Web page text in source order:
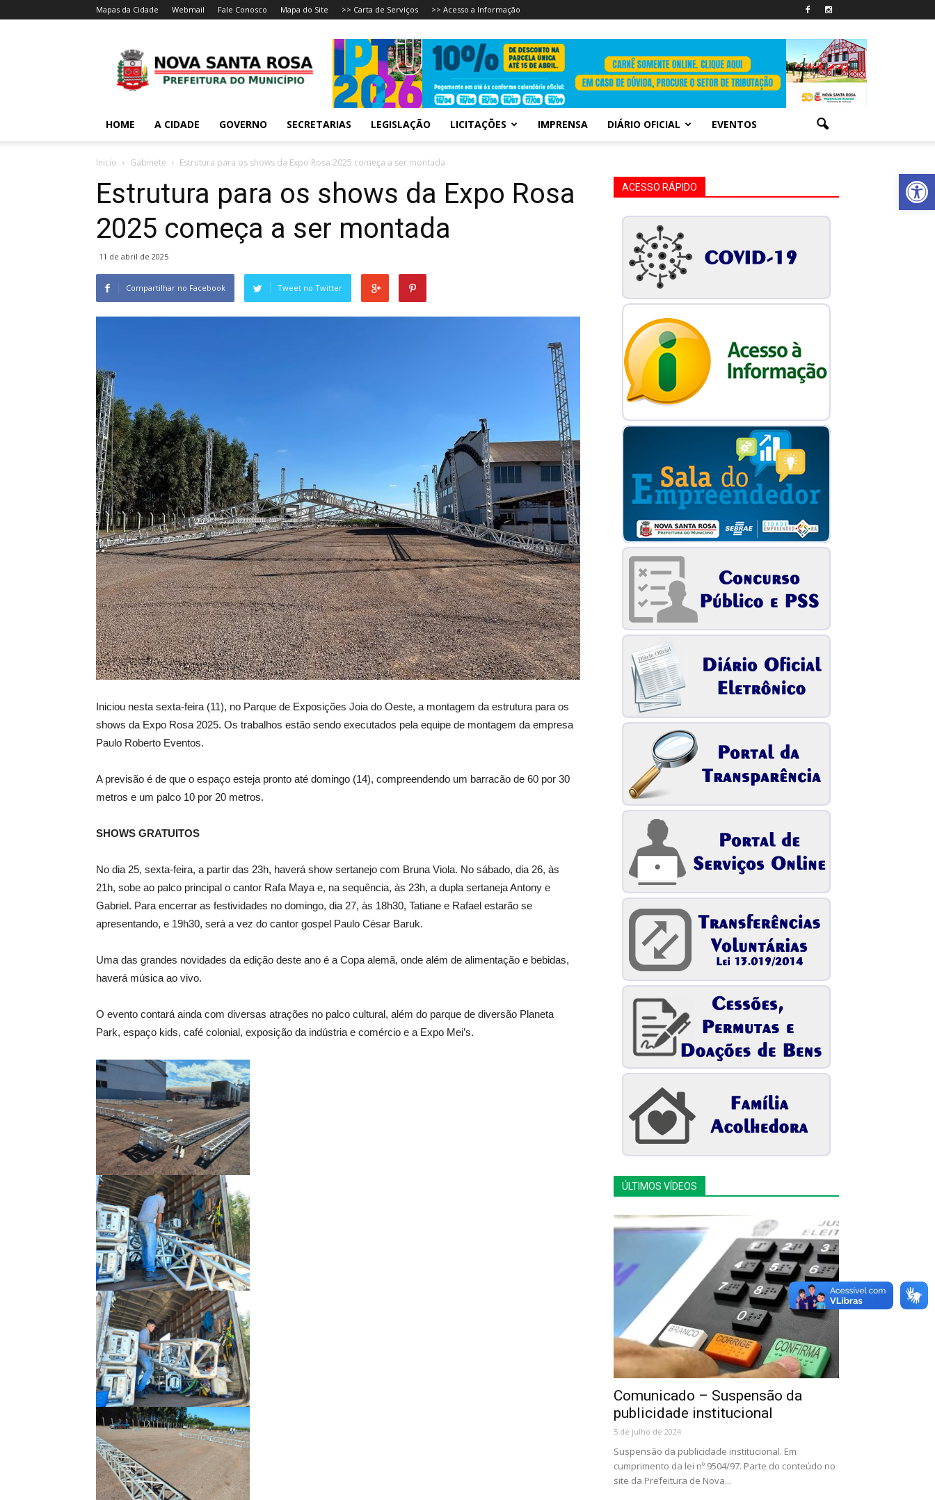
Abrir
Mapas da Cidade Webmail Fale Conosco Mapa do Site >> Carta de Serviços >> Acesso a Informação
HOME A CIDADE GOVERNO SECRETARIAS LEGISLAÇÃO LICITAÇÕES IMPRENSA DIÁRIO OFICIAL EVENTOS
Inicio Gabinete Estrutura para os shows da Expo Rosa 2025 começa a ser montada
Estrutura para os shows da Expo Rosa
2025 começa a ser montada
11 de abril de 2025
Compartilhar no Facebook Tweet no Twitter
Iniciou nesta sexta-feira (11), no Parque de Exposições Joia do Oeste, a montagem da estrutura para os
shows da Expo Rosa 2025. Os trabalhos estão sendo executados pela equipe de montagem da empresa
Paulo Roberto Eventos.
A previsão é de que o espaço esteja pronto até domingo (14), compreendendo um barracão de 60 por 30
metros e um palco 10 por 20 metros.
SHOWS GRATUITOS
No dia 25, sexta-feira, a partir das 23h, haverá show sertanejo com Bruna Viola. No sábado, dia 26, às
21h, sobe ao palco principal o cantor Rafa Maya e, na sequência, às 23h, a dupla sertaneja Antony e
Gabriel. Para encerrar as festividades no domingo, dia 27, às 18h30, Tatiane e Rafael estarão se
apresentando, e 19h30, será a vez do cantor gospel Paulo César Baruk.
Uma das grandes novidades da edição deste ano é a Copa alemã, onde além de alimentação e bebidas,
haverá música ao vivo.
O evento contará ainda com diversas atrações no palco cultural, além do parque de diversão Planeta
Park, espaço kids, café colonial, exposição da indústria e comércio e a Expo Mei’s.
ACESSO RÁPIDO
ÚLTIMOS VÍDEOS
Comunicado – Suspensão da
publicidade institucional
5 de julho de 2024
Suspensão da publicidade institucional. Em
cumprimento da lei nº 9504/97. Parte do conteúdo no
site da Prefeitura de Nova...